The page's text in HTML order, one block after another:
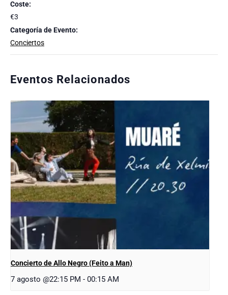
Coste:
€3
Categoría de Evento:
Conciertos
Eventos Relacionados
Concierto de Allo Negro (Feito a Man)
7 agosto @22:15 PM - 00:15 AM